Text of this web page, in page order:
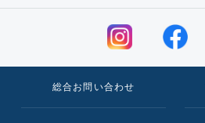
総合お問い合わせ